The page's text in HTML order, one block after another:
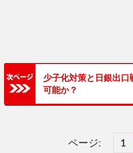
少子化対策と日銀出口
可能か？
ページ:
固
1